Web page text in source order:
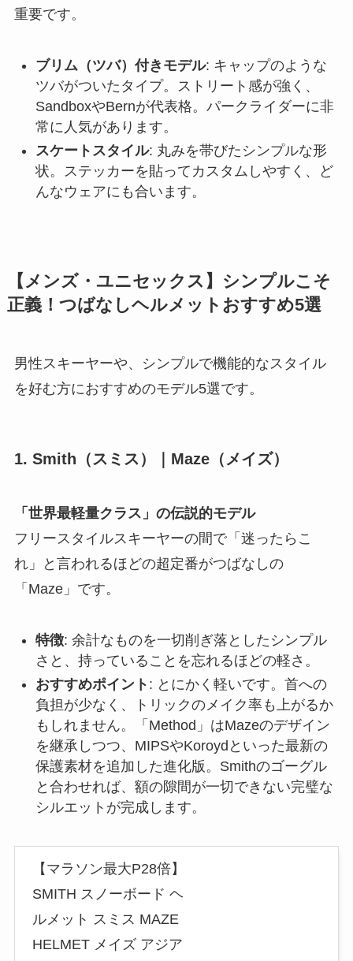
重要です。
ブリム（ツバ）付きモデル: キャップのような
ツバがついたタイプ。ストリート感が強く、
SandboxやBernが代表格。パークライダーに非
常に人気があります。
スケートスタイル: 丸みを帯びたシンプルな形
状。ステッカーを貼ってカスタムしやすく、ど
んなウェアにも合います。
【メンズ・ユニセックス】シンプルこそ
正義！つばなしヘルメットおすすめ5選
男性スキーヤーや、シンプルで機能的なスタイル
を好む方におすすめのモデル5選です。
1. Smith（スミス）｜Maze（メイズ）
「世界最軽量クラス」の伝説的モデル
フリースタイルスキーヤーの間で「迷ったらこ
れ」と言われるほどの超定番がつばなしの
「Maze」です。
特徴: 余計なものを一切削ぎ落としたシンプル
さと、持っていることを忘れるほどの軽さ。
おすすめポイント : とにかく軽いです。首への
負担が少なく、トリックのメイク率も上がるか
もしれません。「Method」はMazeのデザイン
を継承しつつ、MIPSやKoroydといった最新の
保護素材を追加した進化版。Smithのゴーグル
と合わせれば、額の隙間が一切できない完璧な
シルエットが完成します。
【マラソン最大P28倍】
SMITH スノーボード ヘ
ルメット スミス MAZE
HELMET メイズ アジア